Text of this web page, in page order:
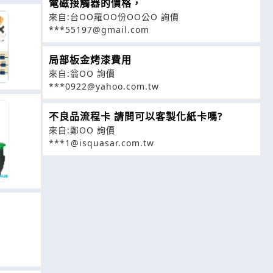
電磁接觸器的價格，
來自:台OO羅OO份OO公O 詢價
***55197@gmail.com
局部板金烤漆費用
來自:翁OO 詢價
***0922@yahoo.com.tw
不良品流程卡 請問可以客製化紙卡嗎?
來自:鄭OO 詢價
***1@isquasar.com.tw